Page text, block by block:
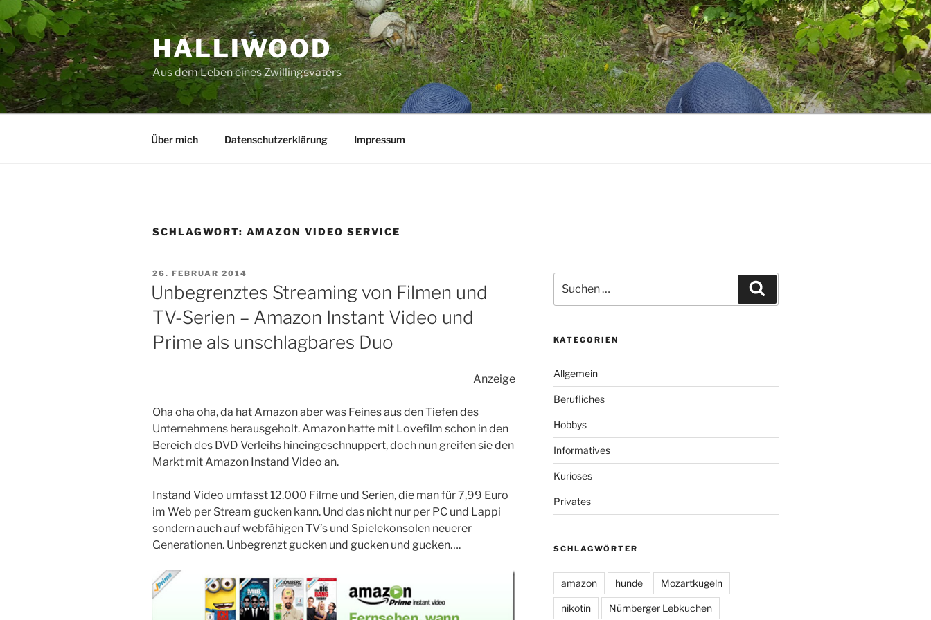
Zum
Inhalt
springen
HALLIWOOD
Aus dem Leben eines Zwillingsvaters
Über mich Datenschutzerklärung Impressum
SCHLAGWORT: AMAZON VIDEO SERVICE
VERÖFFENTLICHT
AM
26. FEBRUAR 2014
Unbegrenztes Streaming von Filmen und
TV-Serien – Amazon Instant Video und
Prime als unschlagbares Duo
Anzeige
Oha oha oha, da hat Amazon aber was Feines aus den Tiefen des
Unternehmens herausgeholt. Amazon hatte mit Lovefilm schon in den
Bereich des DVD Verleihs hineingeschnuppert, doch nun greifen sie den
Markt mit Amazon Instand Video an.
Instand Video umfasst 12.000 Filme und Serien, die man für 7,99 Euro
im Web per Stream gucken kann. Und das nicht nur per PC und Lappi
sondern auch auf webfähigen TV’s und Spielekonsolen neuerer
Generationen. Unbegrenzt gucken und gucken und gucken….
nach:
KATEGORIEN
Allgemein
Berufliches
Hobbys
Informatives
Kurioses
Privates
SCHLAGWÖRTER
amazon hunde Mozartkugeln
nikotin Nürnberger Lebkuchen